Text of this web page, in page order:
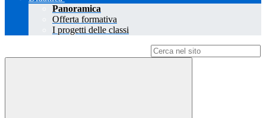
Panoramica
Offerta formativa
I progetti delle classi